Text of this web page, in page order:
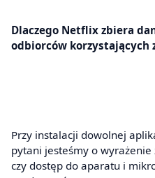
Dlaczego Netflix zbiera
odbiorców korzystających
Przy instalacji dowolnej
pytani jesteśmy o
czy dostęp do aparatu i